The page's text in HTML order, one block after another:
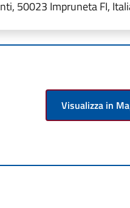
50023 Impruneta FI,
Visualizza in